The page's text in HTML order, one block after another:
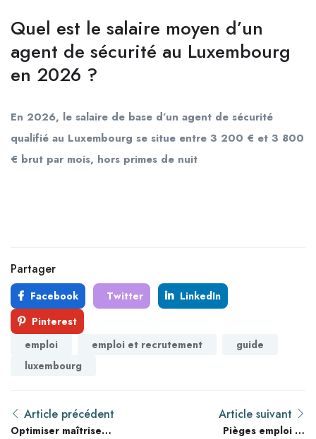
Quel est le salaire moyen d’un
agent de sécurité au Luxembourg
en 2026 ?
En 2026, le salaire de base d’un agent de sécurité
qualifié au Luxembourg se situe entre 3 200 € et 3 800
€ brut par mois, hors primes de nuit
Partager
Facebook Twitter
LinkedIn
Pinterest
emploi
emploi et recrutement
guide
luxembourg
Article précédent
Optimiser maîtrise
Article suivant
Pièges emploi et